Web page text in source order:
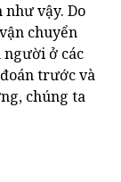
vậy. Do
chuyển
người ở các
trước và
chúng ta